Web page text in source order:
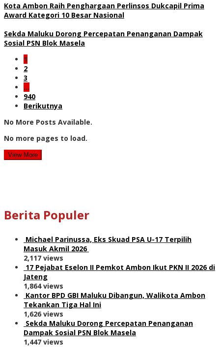
Kota Ambon Raih Penghargaan Perlinsos Dukcapil Prima
Award Kategori 10 Besar Nasional
Sekda Maluku Dorong Percepatan Penanganan Dampak
Sosial PSN Blok Masela
1
2
3
…
940
Berikutnya
No More Posts Available.
No more pages to load.
View More
Berita Populer
Michael Parinussa, Eks Skuad PSA U-17 Terpilih
Masuk Akmil 2026
2,117 views
17 Pejabat Eselon II Pemkot Ambon Ikut PKN II 2026 di
Jateng
1,864 views
Kantor BPD GBI Maluku Dibangun, Walikota Ambon
Tekankan Tiga Hal Ini
1,626 views
Sekda Maluku Dorong Percepatan Penanganan
Dampak Sosial PSN Blok Masela
1,447 views